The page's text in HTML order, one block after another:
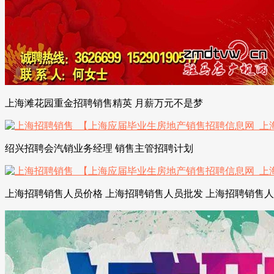
上海滩花园重金招聘销售精英 月薪万元不是梦
绍兴招聘会汽销业务经理 销售主管招聘计划
上海招聘销售人员价格 上海招聘销售人员批发 上海招聘销售